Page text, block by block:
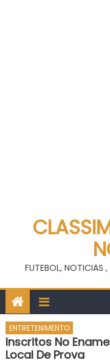
FUTEBOL, NOTICIAS
ENTRETENIMENTO
Inscritos No
Local De Prova